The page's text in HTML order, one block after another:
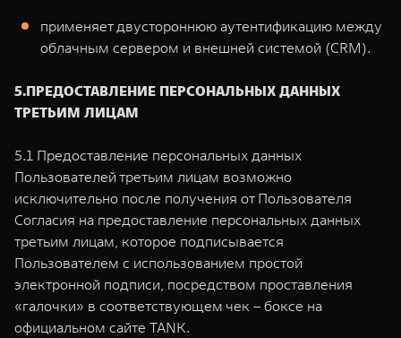
применяет двустороннюю аутентификацию между
облачным сервером и внешней системой (CRM).
5.ПРЕДОСТАВЛЕНИЕ ПЕРСОНАЛЬНЫХ ДАННЫХ
ТРЕТЬИМ ЛИЦАМ
5.1 Предоставление персональных данных
Пользователей третьим лицам возможно
исключительно после получения от Пользователя
Согласия на предоставление персональных данных
третьим лицам, которое подписывается
Пользователем с использованием простой
электронной подписи, посредством проставления
«галочки» в соответствующем чек – боксе на
официальном сайте TANK.